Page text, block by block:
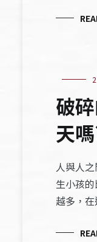
破
天
人與人
生小孩
越多，